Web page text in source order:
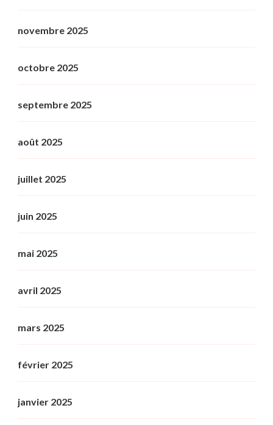
novembre 2025
octobre 2025
septembre 2025
août 2025
juillet 2025
juin 2025
mai 2025
avril 2025
mars 2025
février 2025
janvier 2025